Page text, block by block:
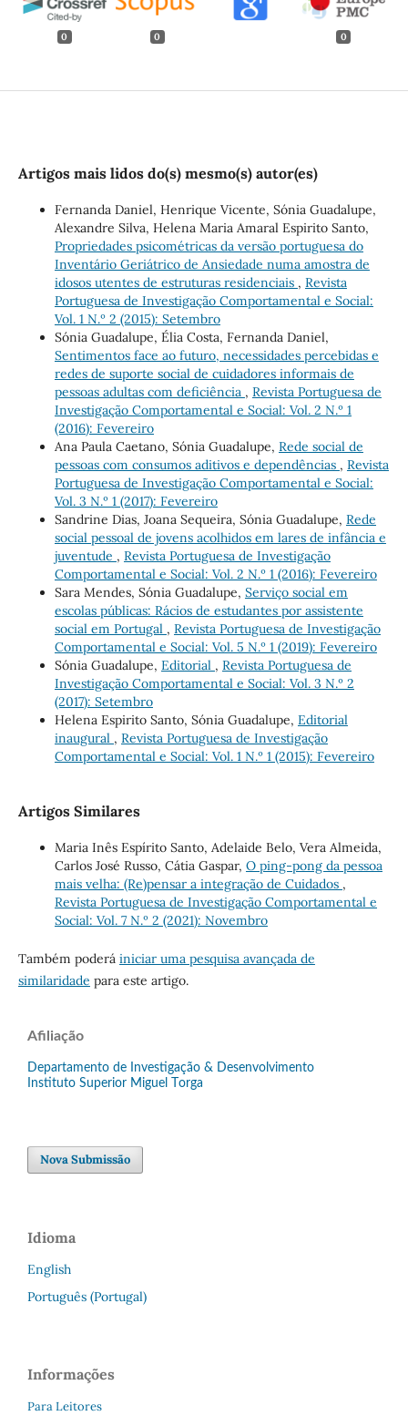
0 0 0
Artigos mais lidos do(s) mesmo(s) autor(es)
Fernanda Daniel, Henrique Vicente, Sónia Guadalupe,
Alexandre Silva, Helena Maria Amaral Espirito Santo,
Propriedades psicométricas da versão portuguesa do
Inventário Geriátrico de Ansiedade numa amostra de
idosos utentes de estruturas residenciais , Revista
Portuguesa de Investigação Comportamental e Social:
Vol. 1 N.º 2 (2015): Setembro
Sónia Guadalupe, Élia Costa, Fernanda Daniel,
Sentimentos face ao futuro, necessidades percebidas e
redes de suporte social de cuidadores informais de
pessoas adultas com deficiência , Revista Portuguesa de
Investigação Comportamental e Social: Vol. 2 N.º 1
(2016): Fevereiro
Ana Paula Caetano, Sónia Guadalupe, Rede social de
pessoas com consumos aditivos e dependências , Revista
Portuguesa de Investigação Comportamental e Social:
Vol. 3 N.º 1 (2017): Fevereiro
Sandrine Dias, Joana Sequeira, Sónia Guadalupe, Rede
social pessoal de jovens acolhidos em lares de infância e
juventude , Revista Portuguesa de Investigação
Comportamental e Social: Vol. 2 N.º 1 (2016): Fevereiro
Sara Mendes, Sónia Guadalupe, Serviço social em
escolas públicas: Rácios de estudantes por assistente
social em Portugal , Revista Portuguesa de Investigação
Comportamental e Social: Vol. 5 N.º 1 (2019): Fevereiro
Sónia Guadalupe, Editorial , Revista Portuguesa de
Investigação Comportamental e Social: Vol. 3 N.º 2
(2017): Setembro
Helena Espirito Santo, Sónia Guadalupe, Editorial
inaugural , Revista Portuguesa de Investigação
Comportamental e Social: Vol. 1 N.º 1 (2015): Fevereiro
Artigos Similares
Maria Inês Espírito Santo, Adelaide Belo, Vera Almeida,
Carlos José Russo, Cátia Gaspar, O ping-pong da pessoa
mais velha: (Re)pensar a integração de Cuidados ,
Revista Portuguesa de Investigação Comportamental e
Social: Vol. 7 N.º 2 (2021): Novembro
Também poderá iniciar uma pesquisa avançada de
similaridade para este artigo.
Afiliação
Departamento de Investigação & Desenvolvimento
Instituto Superior Miguel Torga
Nova Submissão
Idioma
English
Português (Portugal)
Informações
Para Leitores